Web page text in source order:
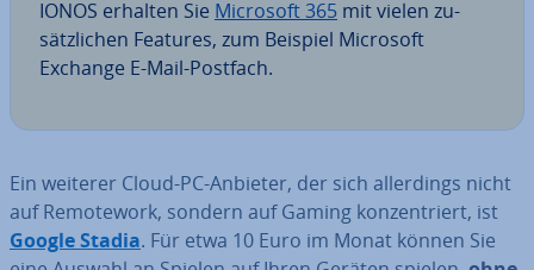
IONOS erhalten Sie Microsoft 365 mit vielen zu­
sätz­li­chen Features, zum Beispiel Microsoft
Exchange E-Mail-Postfach.
Ein weiterer Cloud-PC-Anbieter, der sich al­ler­dings nicht
auf Re­mo­te­work, sondern auf Gaming kon­zen­triert, ist
Google Stadia. Für etwa 10 Euro im Monat können Sie